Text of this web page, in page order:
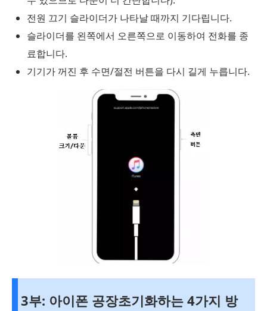
전원 끄기 슬라이더가 나타날 때까지 기다립니다.
슬라이더를 왼쪽에서 오른쪽으로 이동하여 전화를 종
료합니다.
기기가 꺼진 후 수면/절전 버튼을 다시 길게 누릅니다.
3부: 아이폰 공장초기화하는 4가지 방